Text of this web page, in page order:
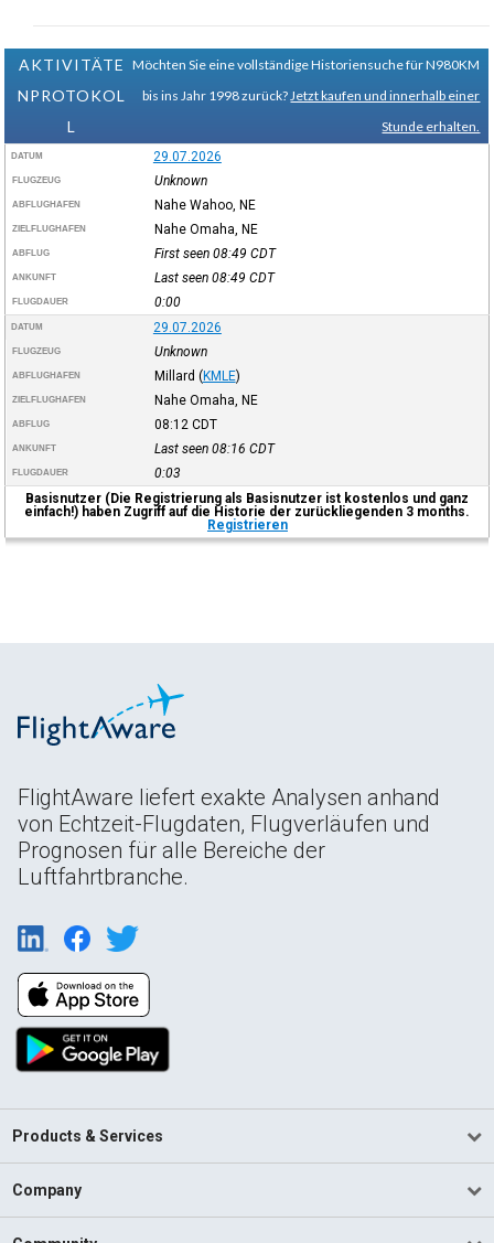
AKTIVITÄTE
NPROTOKOL
L
Möchten Sie eine vollständige Historiensuche für N980KM
bis ins Jahr 1998 zurück? Jetzt kaufen und innerhalb einer
Stunde erhalten.
DATUM 29.07.2026
FLUGZEUG Unknown
ABFLUGHAFEN Nahe Wahoo, NE
ZIELFLUGHAFEN Nahe Omaha, NE
ABFLUG First seen 08:49 CDT
ANKUNFT Last seen 08:49 CDT
FLUGDAUER 0:00
DATUM 29.07.2026
FLUGZEUG Unknown
ABFLUGHAFEN Millard (KMLE)
ZIELFLUGHAFEN Nahe Omaha, NE
ABFLUG 08:12 CDT
ANKUNFT Last seen 08:16 CDT
FLUGDAUER
0:03
Basisnutzer (Die Registrierung als Basisnutzer ist kostenlos und ganz
einfach!) haben Zugriff auf die Historie der zurückliegenden 3 months.
Registrieren
FlightAware liefert exakte Analysen anhand
von Echtzeit-Flugdaten, Flugverläufen und
Prognosen für alle Bereiche der
Luftfahrtbranche.
Products & Services
Company